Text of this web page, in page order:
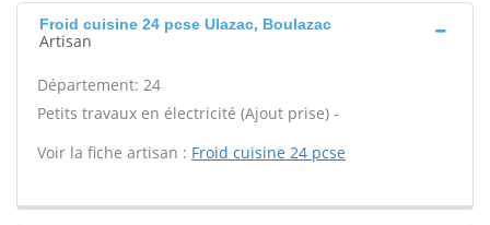
Froid cuisine 24 pcse Ulazac, Boulazac
Artisan
Département: 24
Petits travaux en électricité (Ajout prise) -
Voir la fiche artisan : Froid cuisine 24 pcse